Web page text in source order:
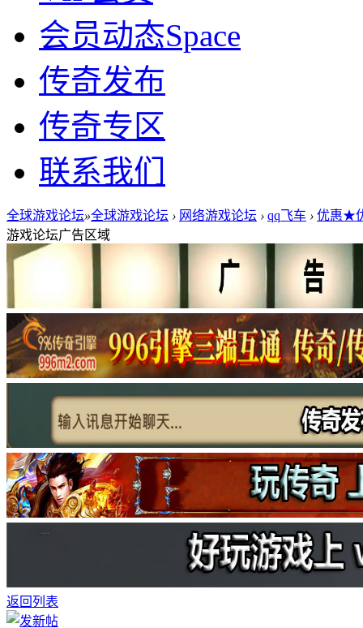
会员动态Space
传奇发布
传奇专区
联系我们
全球游戏论坛»全球游戏论坛 › 网络游戏论坛 › qq飞车 › 优惠★
游戏论坛广告区域
返回列表